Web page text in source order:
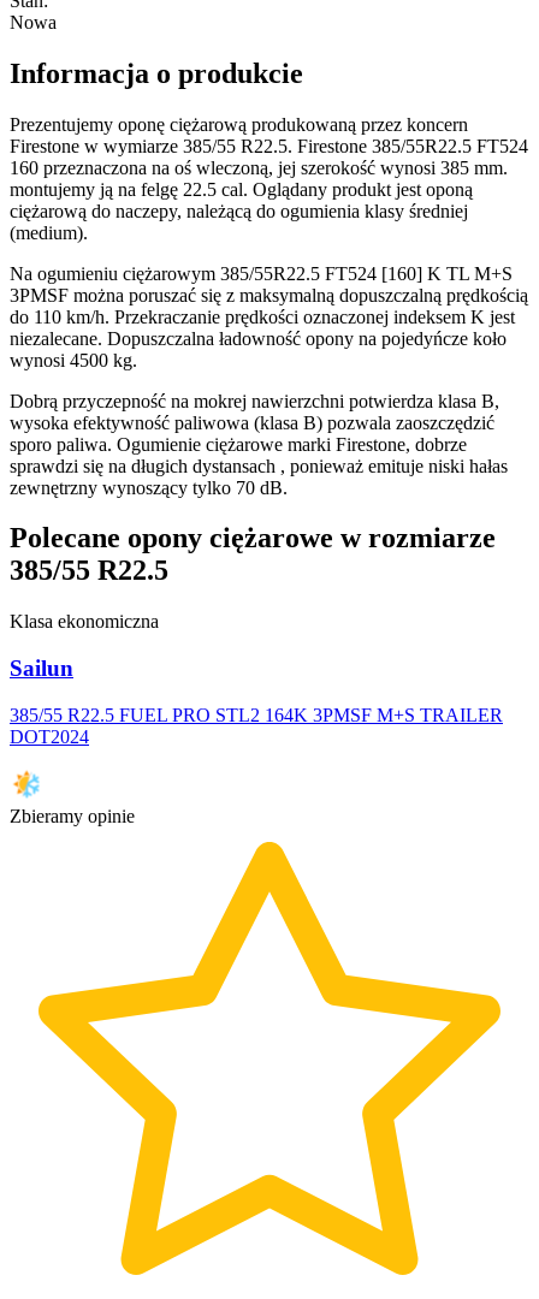
Nowa
Informacja o produkcie
Prezentujemy oponę ciężarową produkowaną przez koncern
Firestone w wymiarze 385/55 R22.5. Firestone 385/55R22.5 FT524
160 przeznaczona na oś wleczoną, jej szerokość wynosi 385 mm.
montujemy ją na felgę 22.5 cal. Oglądany produkt jest oponą
ciężarową do naczepy, należącą do ogumienia klasy średniej
(medium).
Na ogumieniu ciężarowym 385/55R22.5 FT524 [160] K TL M+S
3PMSF można poruszać się z maksymalną dopuszczalną prędkością
do 110 km/h. Przekraczanie prędkości oznaczonej indeksem K jest
niezalecane. Dopuszczalna ładowność opony na pojedyńcze koło
wynosi 4500 kg.
Dobrą przyczepność na mokrej nawierzchni potwierdza klasa B,
wysoka efektywność paliwowa (klasa B) pozwala zaoszczędzić
sporo paliwa. Ogumienie ciężarowe marki Firestone, dobrze
sprawdzi się na długich dystansach , ponieważ emituje niski hałas
zewnętrzny wynoszący tylko 70 dB.
Polecane opony ciężarowe w rozmiarze
385/55 R22.5
Klasa ekonomiczna
Sailun
385/55 R22.5 FUEL PRO STL2 164K 3PMSF M+S TRAILER
DOT2024
Zbieramy opinie